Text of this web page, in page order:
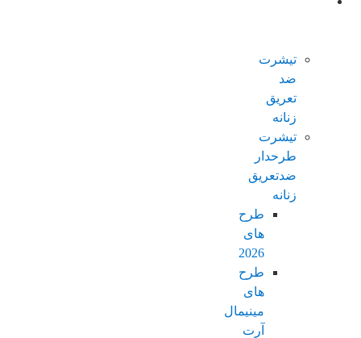
تیشرت
ضد
تعریق
زنانه
تیشرت
طرحدار
ضدتعریق
زنانه
طرح
های
2026
طرح
های
مینیمال
آرت